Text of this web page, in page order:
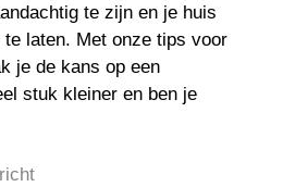
te zijn en je huis
laten. Met onze tips voor
je de kans op een
stuk kleiner en ben je